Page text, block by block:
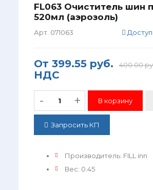
FL063 Очиститель шин
520мл (аэрозоль)
Арт. 071063
От 399.55 руб. 400.00
НДС
- +
Запросить КП
Производитель: FILL inn
Вес: 0.45